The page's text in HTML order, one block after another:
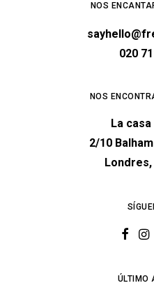
NOS
020
NOS
La
2/10
Londres,
ÚLTIMO